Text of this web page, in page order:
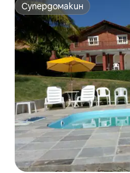
Супердомакин
Супердомакин